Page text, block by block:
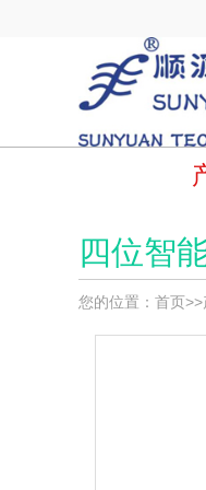
四位智
您的位置： 首页>>